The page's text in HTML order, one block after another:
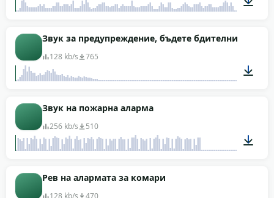
00:47
Звук за предупреждение, бъдете бдителни
128 kb/s 765
Звук на пожарна аларма
256 kb/s 510
Рев на алармата за комари
128 kb/s 470